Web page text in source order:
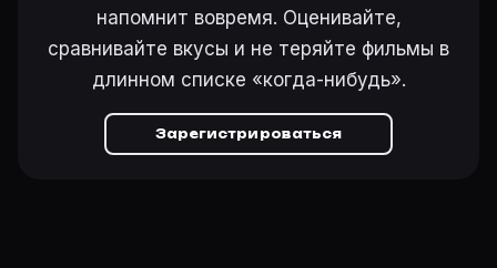
напомнит вовремя. Оценивайте,
сравнивайте вкусы и не теряйте фильмы в
длинном списке «когда-нибудь».
Зарегистрироваться